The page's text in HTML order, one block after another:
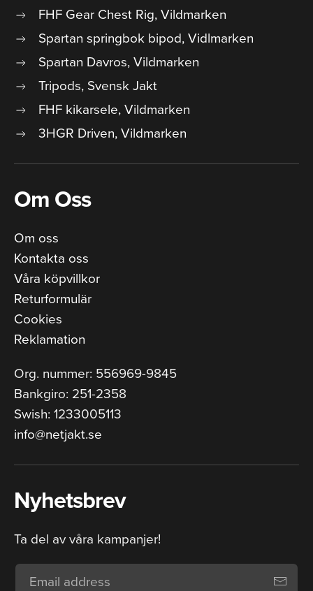
FHF Gear Chest Rig, Vildmarken
Spartan springbok bipod, Vidlmarken
Spartan Davros, Vildmarken
Tripods, Svensk Jakt
FHF kikarsele, Vildmarken
3HGR Driven, Vildmarken
Om Oss
Om oss
Kontakta oss
Våra köpvillkor
Returformulär
Cookies
Reklamation
Org. nummer: 556969-9845
Bankgiro: 251-2358
Swish: 1233005113
info@netjakt.se
Nyhetsbrev
Ta del av våra kampanjer!